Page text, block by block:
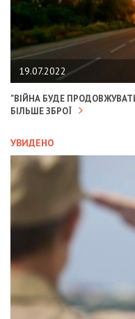
19.07.2022
"ВІЙНА БУДЕ
БІЛЬШЕ ЗБРОЇ
УВИДЕНО